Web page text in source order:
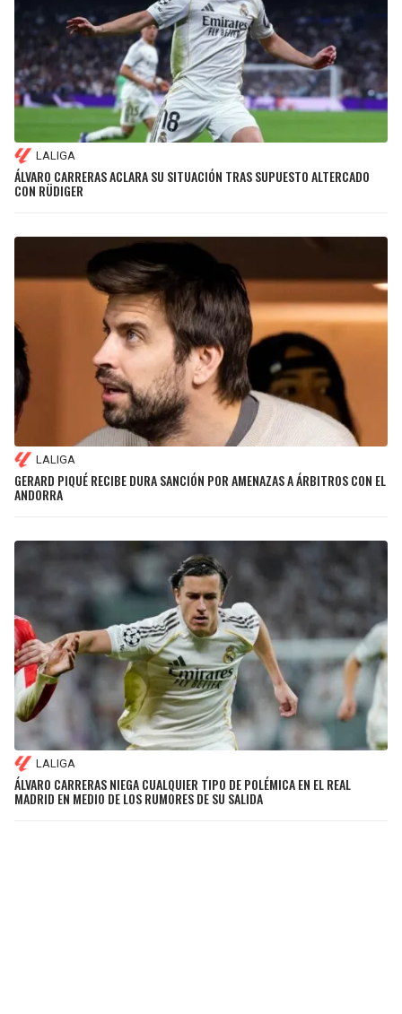
LALIGA
ÁLVARO CARRERAS ACLARA SU SITUACIÓN TRAS SUPUESTO ALTERCADO
CON RÜDIGER
LALIGA
GERARD PIQUÉ RECIBE DURA SANCIÓN POR AMENAZAS A ÁRBITROS CON EL
ANDORRA
LALIGA
ÁLVARO CARRERAS NIEGA CUALQUIER TIPO DE POLÉMICA EN EL REAL
MADRID EN MEDIO DE LOS RUMORES DE SU SALIDA